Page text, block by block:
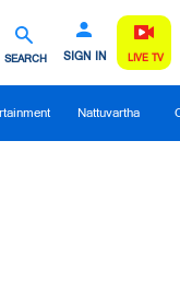
SEARCH SIGN IN LIVE TV
Nattuvartha